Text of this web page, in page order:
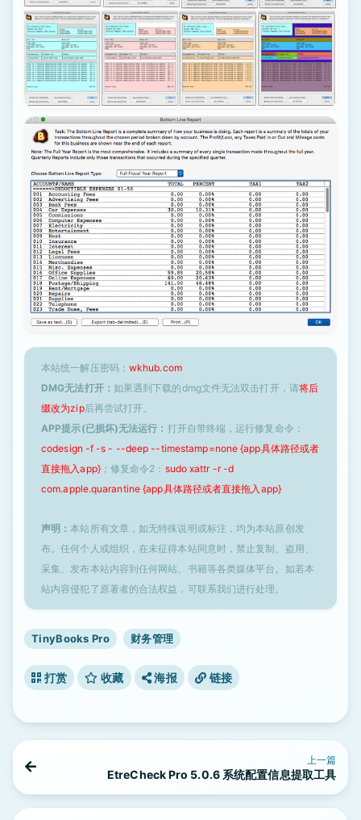
本站统一解压密码： wkhub.com
DMG无法打开： 如果遇到下载的dmg文件无法双击打开，请将后
缀改为zip后再尝试打开。
APP提示(已损坏)无法运行： 打开自带终端，运行修复命令：
codesign -f -s - --deep --timestamp=none {app具体路径或者
直接拖入app}；修复命令2： sudo xattr -r -d
com.apple.quarantine {app具体路径或者直接拖入app}
声明：本站所有文章，如无特殊说明或标注，均为本站原创发
布。任何个人或组织，在未征得本站同意时，禁止复制、盗用、
采集、发布本站内容到任何网站、书籍等各类媒体平台。如若本
站内容侵犯了原著者的合法权益，可联系我们进行处理。
TinyBooks Pro 财务管理
打赏 收藏 海报 链接
上一篇
EtreCheck Pro 5.0.6 系统配置信息提取工具